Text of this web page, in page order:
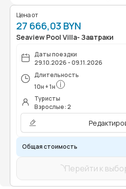
Цена от
27 666,03 BYN
Seaview Pool Villa- Завтраки
Даты поездки
29.10.2026 - 09.11.2026
Длительность
10н +1н
Туристы
Взрослые: 2
Общая стоимость
Перейти к